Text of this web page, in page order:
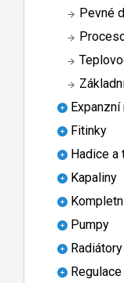
Pevné
Fitinky
Hadice a
Kapaliny
Pumpy
Radiátory